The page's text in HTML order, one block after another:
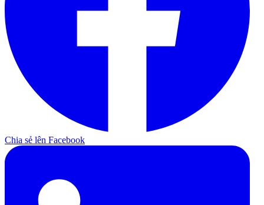
Chia sẻ lên Facebook